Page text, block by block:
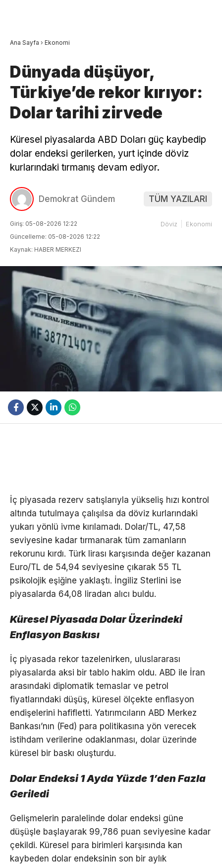
Ana Sayfa › Ekonomi
Dünyada düşüyor,
Türkiye’de rekor kırıyor:
Dolar tarihi zirvede
Küresel piyasalarda ABD Doları güç kaybedip
dolar endeksi gerilerken, yurt içinde döviz
kurlarındaki tırmanış devam ediyor.
Demokrat Gündem TÜM YAZILARI
Giriş: 05-08-2026 12:22
Güncelleme: 05-08-2026 12:22
Kaynak: HABER MERKEZI
Döviz Ekonomi
İç piyasada rezerv satışlarıyla yükseliş hızı kontrol
altında tutulmaya çalışılsa da döviz kurlarındaki
yukarı yönlü ivme kırılamadı. Dolar/TL, 47,58
seviyesine kadar tırmanarak tüm zamanların
rekorunu kırdı. Türk lirası karşısında değer kazanan
Euro/TL de 54,94 seviyesine çıkarak 55 TL
psikolojik eşiğine yaklaştı. İngiliz Sterlini ise
piyasalarda 64,08 liradan alıcı buldu.
Küresel Piyasada Dolar Üzerindeki
Enflasyon Baskısı
İç piyasada rekor tazelenirken, uluslararası
piyasalarda aksi bir tablo hakim oldu. ABD ile İran
arasındaki diplomatik temaslar ve petrol
fiyatlarındaki düşüş, küresel ölçekte enflasyon
endişelerini hafifletti. Yatırımcıların ABD Merkez
Bankası’nın (Fed) para politikasına yön verecek
istihdam verilerine odaklanması, dolar üzerinde
küresel bir baskı oluşturdu.
Dolar Endeksi 1 Ayda Yüzde 1’den Fazla
Geriledi
Gelişmelerin paralelinde dolar endeksi güne
düşüşle başlayarak 99,786 puan seviyesine kadar
çekildi. Küresel para birimleri karşısında kan
kaybeden dolar endeksinin son bir aylık